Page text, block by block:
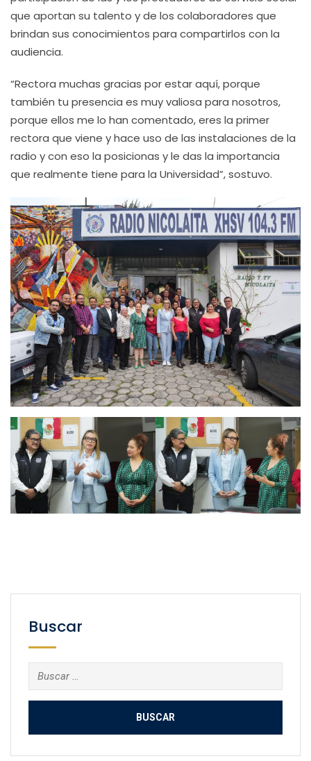
que aportan su talento y de los colaboradores que
brindan sus conocimientos para compartirlos con la
audiencia.
“Rectora muchas gracias por estar aquí, porque
también tu presencia es muy valiosa para nosotros,
porque ellos me lo han comentado, eres la primer
rectora que viene y hace uso de las instalaciones de la
radio y con eso la posicionas y le das la importancia
que realmente tiene para la Universidad”, sostuvo.
Buscar
Buscar: